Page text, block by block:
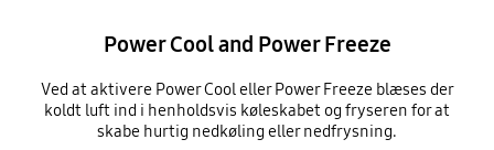
Power Cool and Power Freeze
Ved at aktivere Power Cool eller Power Freeze blæses der
koldt luft ind i henholdsvis køleskabet og fryseren for at
skabe hurtig nedkøling eller nedfrysning.